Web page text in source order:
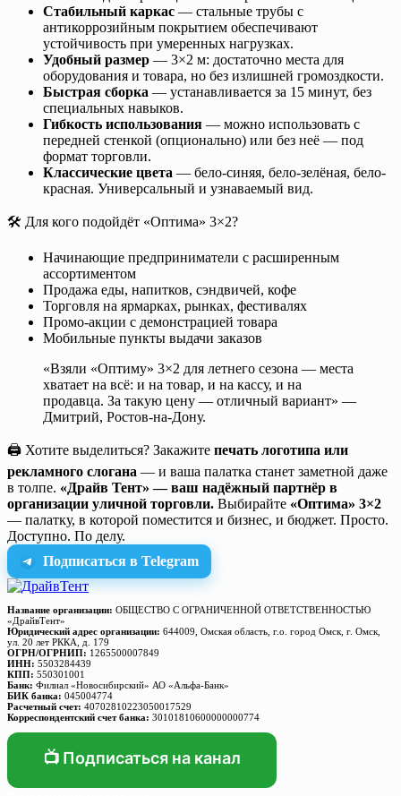
Стабильный каркас — стальные трубы с
антикоррозийным покрытием обеспечивают
устойчивость при умеренных нагрузках.
Удобный размер — 3×2 м: достаточно места для
оборудования и товара, но без излишней громоздкости.
Быстрая сборка — устанавливается за 15 минут, без
специальных навыков.
Гибкость использования — можно использовать с
передней стенкой (опционально) или без неё — под
формат торговли.
Классические цвета — бело-синяя, бело-зелёная, бело-
красная. Универсальный и узнаваемый вид.
🛠️ Для кого подойдёт «Оптима» 3×2?
Начинающие предприниматели с расширенным
ассортиментом
Продажа еды, напитков, сэндвичей, кофе
Торговля на ярмарках, рынках, фестивалях
Промо-акции с демонстрацией товара
Мобильные пункты выдачи заказов
«Взяли «Оптиму» 3×2 для летнего сезона — места
хватает на всё: и на товар, и на кассу, и на
продавца. За такую цену — отличный вариант» —
Дмитрий, Ростов-на-Дону.
🖨️ Хотите выделиться? Закажите печать логотипа или
рекламного слогана — и ваша палатка станет заметной даже
в толпе. «Драйв Тент» — ваш надёжный партнёр в
организации уличной торговли. Выбирайте «Оптима» 3×2
— палатку, в которой поместится и бизнес, и бюджет. Просто.
Доступно. По делу.
Подписаться в Telegram
Название организации: ОБЩЕСТВО С ОГРАНИЧЕННОЙ ОТВЕТСТВЕННОСТЬЮ
«ДрайвТент»
Юридический адрес организации: 644009, Омская область, г.о. город Омск, г. Омск,
ул. 20 лет РККА, д. 179
ОГРН/ОГРНИП: 1265500007849
ИНН: 5503284439
КПП: 550301001
Банк: Филиал «Новосибирский» АО «Альфа-Банк»
БИК банка: 045004774
Расчетный счет: 40702810223050017529
Корреспондентский счет банка: 30101810600000000774
📺 Подписаться на канал